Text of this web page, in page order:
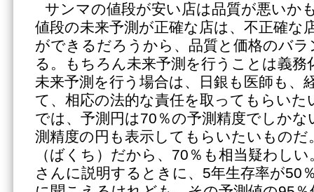
サンマの値段が安い店は品質が悪いか
値段の未来予測が正確な店は、不正確な
ができるだろうから、品質と価格のバ
る。もちろん未来予測を行うことは義
未来予測を行う場合は、日銀も医師も、
て、相応の法的な責任を取ってもらいた
では、予測円は70％の予測精度でしかな
測精度の円も表示してもらいたいものだ
（ばくち）だから、70％も相当疑わし
さんに説明するときに、5年生存率が50